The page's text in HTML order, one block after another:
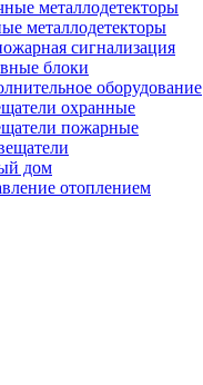
металлодетекторы
металлодетекторы
сигнализация
блоки
оборудование
охранные
пожарные
дом
отоплением